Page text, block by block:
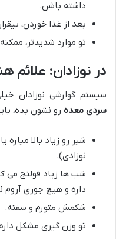
داشته باشن.
بعد از غذا خوردن،
تو موارد شدیدتر،
در نوزادان: علائم
سیستم گوارشی نوزادان
سردی معده رو نشون بده،
شیر رو زیاد بالا
نوزادی).
شب ها زیاد قولنج می
داره و هیچ جوری آروم
شکمش متورم و سفته.
تو وزن گیری مشکل